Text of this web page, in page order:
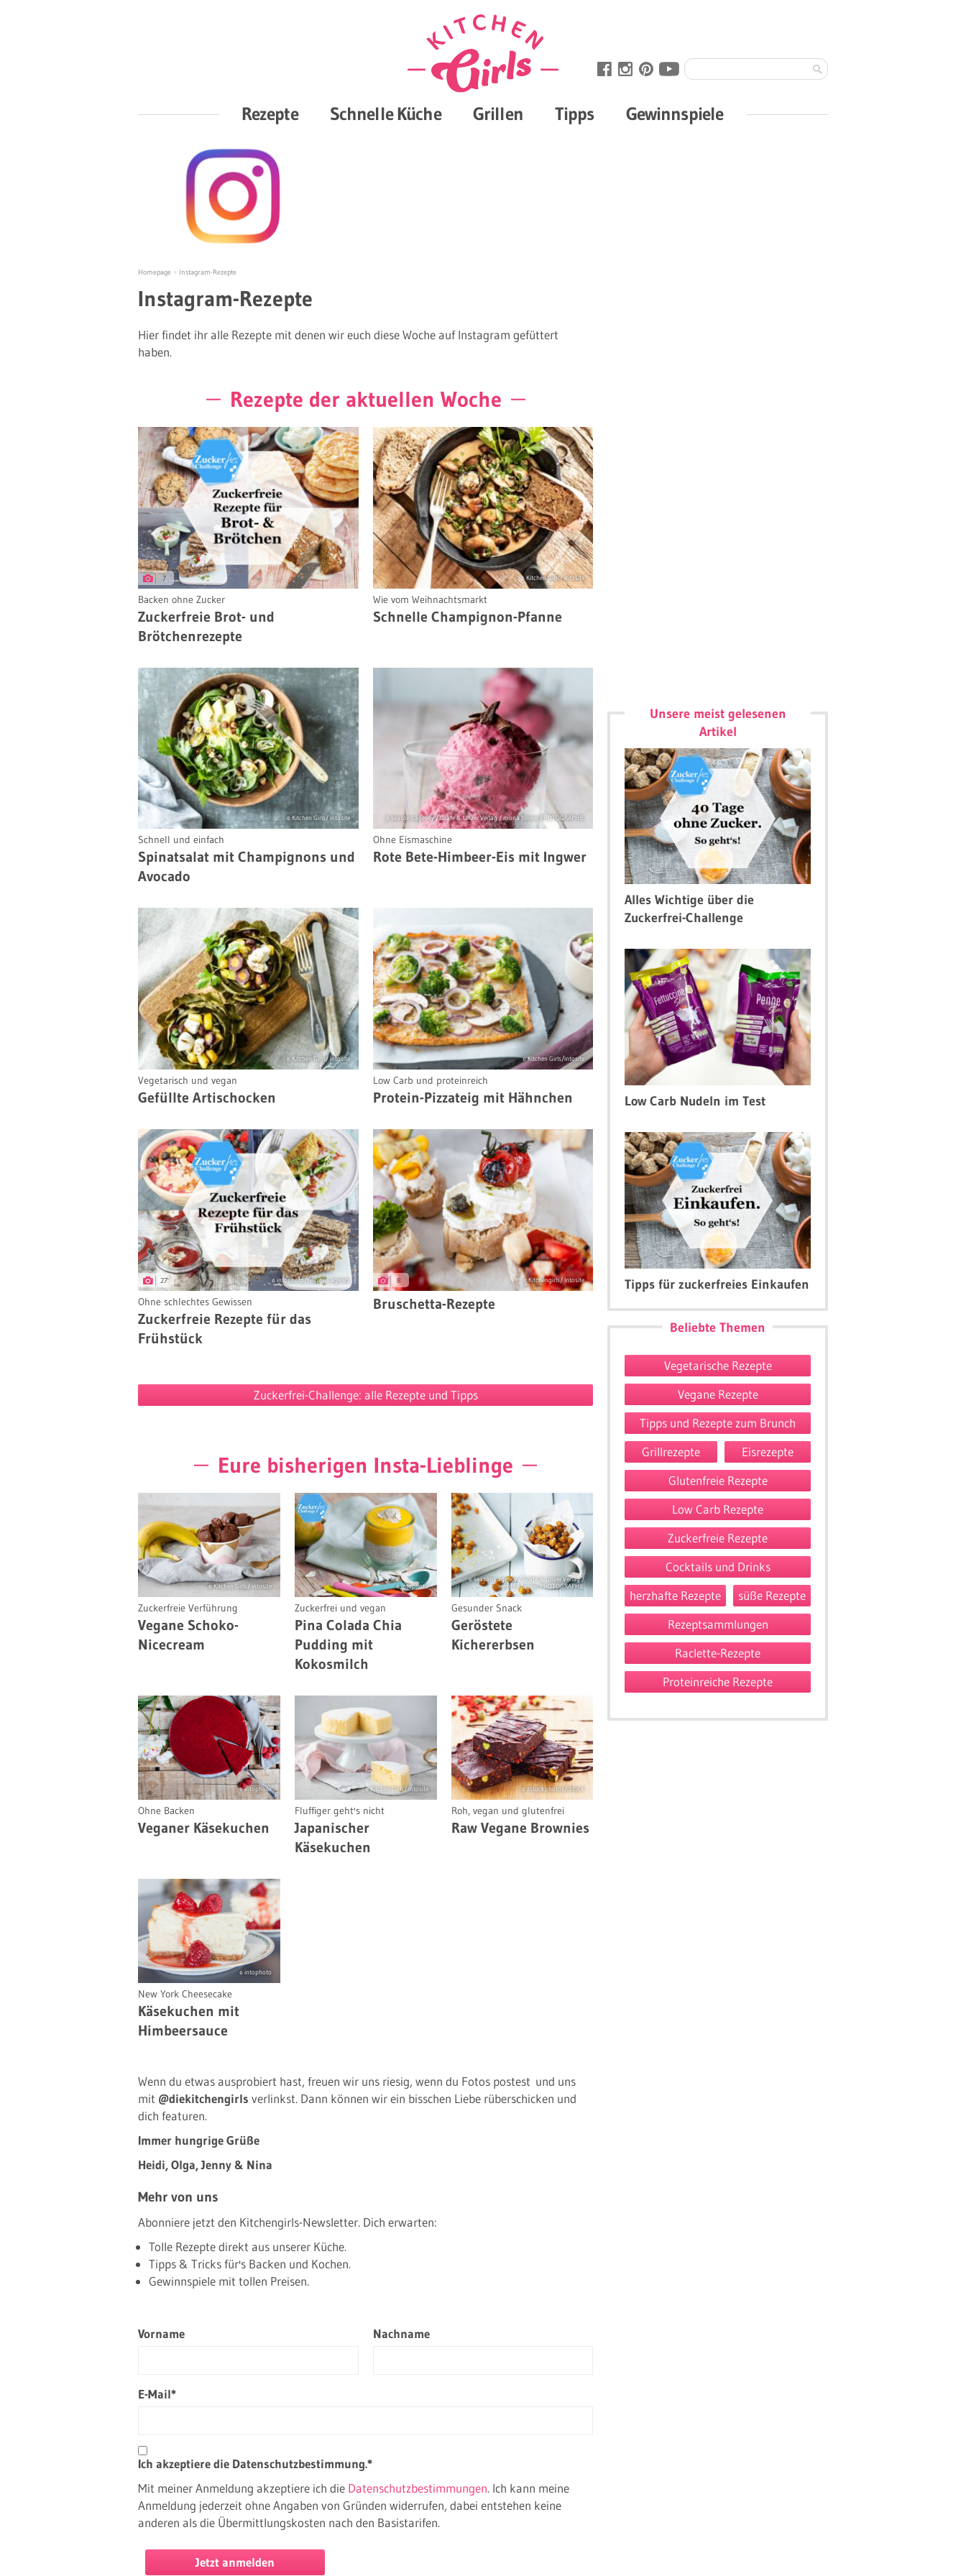
Rezepte Schnelle Küche Grillen Tipps Gewinnspiele
Homepage » Instagram-Rezepte
Instagram-Rezepte
Hier findet ihr alle Rezepte mit denen wir euch diese Woche auf Instagram gefüttert
haben.
Rezepte der aktuellen Woche
©
7
Backen ohne Zucker
Zuckerfreie Brot- und
Brötchenrezepte
© Kitchen Girls/ intosite
Wie vom Weihnachtsmarkt
Schnelle Champignon-Pfanne
© Kitchen Girls/ intosite
Schnell und einfach
Spinatsalat mit Champignons und
Avocado
© seasons.agency / Gräfe & Unzer Verlag / mona binner PHOTOGRAPHIE
Ohne Eismaschine
Rote Bete-Himbeer-Eis mit Ingwer
© Kitchen Girls/ intosite
Vegetarisch und vegan
Gefüllte Artischocken
© Kitchen Girls/intosite
Low Carb und proteinreich
Protein-Pizzateig mit Hähnchen
© intophoto/seasons.agency
27
Ohne schlechtes Gewissen
Zuckerfreie Rezepte für das
Frühstück
© Kitchengirls/ Intosite
8
Bruschetta-Rezepte
Zuckerfrei-Challenge: alle Rezepte und Tipps
Eure bisherigen Insta-Lieblinge
© Kitchen Girls/ intosite
Zuckerfreie Verführung
Vegane Schoko-
Nicecream
© intophoto
Zuckerfrei und vegan
Pina Colada Chia
Pudding mit
Kokosmilch
© seasons.agency / Gräfe & Unzer Verlag /
mona binner PHOTOGRAPHIE
Gesunder Snack
Geröstete
Kichererbsen
© intophoto
Ohne Backen
Veganer Käsekuchen
© Kitchen Girls/ intosite
Fluffiger geht's nicht
Japanischer
Käsekuchen
© zstockphotos/iStock
Roh, vegan und glutenfrei
Raw Vegane Brownies
© intophoto
New York Cheesecake
Käsekuchen mit
Himbeersauce
Wenn du etwas ausprobiert hast, freuen wir uns riesig, wenn du Fotos postest und uns
mit @diekitchengirls verlinkst. Dann können wir ein bisschen Liebe rüberschicken und
dich featuren.
Immer hungrige Grüße
Heidi, Olga, Jenny & Nina
Mehr von uns
Abonniere jetzt den Kitchengirls-Newsletter. Dich erwarten:
Tolle Rezepte direkt aus unserer Küche.
Tipps & Tricks für's Backen und Kochen.
Gewinnspiele mit tollen Preisen.
Vorname Nachname
E-Mail*
Ich akzeptiere die Datenschutzbestimmung.*
Mit meiner Anmeldung akzeptiere ich die Datenschutzbestimmungen. Ich kann meine
Anmeldung jederzeit ohne Angaben von Gründen widerrufen, dabei entstehen keine
anderen als die Übermittlungskosten nach den Basistarifen.
Jetzt anmelden
Unsere meist gelesenen
Artikel
Alles Wichtige über die
Zuckerfrei-Challenge
Low Carb Nudeln im Test
Tipps für zuckerfreies Einkaufen
Beliebte Themen
Vegetarische Rezepte
Vegane Rezepte
Tipps und Rezepte zum Brunch
Grillrezepte
Eisrezepte
Glutenfreie Rezepte
Low Carb Rezepte
Zuckerfreie Rezepte
Cocktails und Drinks
herzhafte Rezepte
süße Rezepte
Rezeptsammlungen
Raclette-Rezepte
Proteinreiche Rezepte